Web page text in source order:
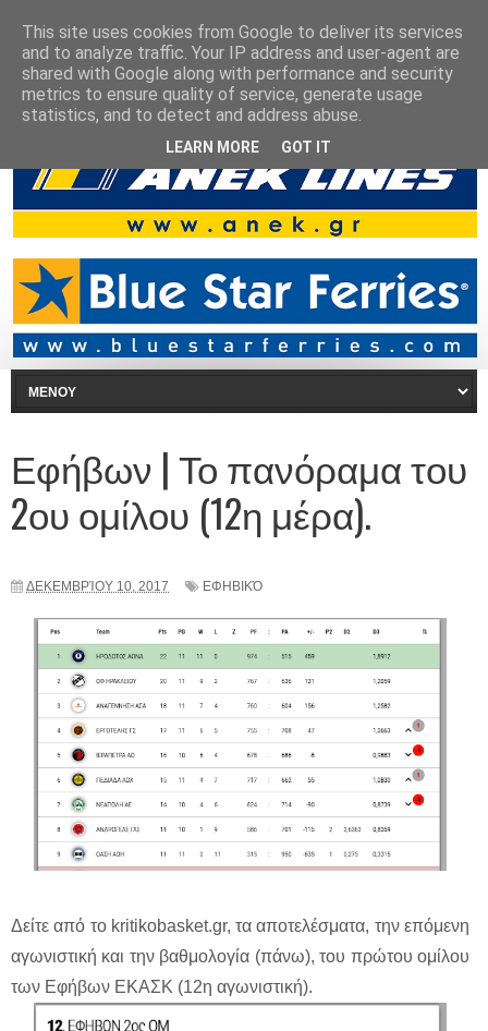
Εφήβων | Το πανόραμα του
2ου ομίλου (12η μέρα).
ΔΕΚΕΜΒΡΊΟΥ 10, 2017 ΕΦΗΒΙΚΌ
Δείτε από το kritikobasket.gr, τα αποτελέσματα, την επόμενη
αγωνιστική και την βαθμολογία (πάνω), του πρώτου ομίλου
των Εφήβων ΕΚΑΣΚ (12η αγωνιστική).
This site uses cookies from Google to deliver its services
and to analyze traffic. Your IP address and user-agent are
shared with Google along with performance and security
metrics to ensure quality of service, generate usage
statistics, and to detect and address abuse.
LEARN MORE GOT IT